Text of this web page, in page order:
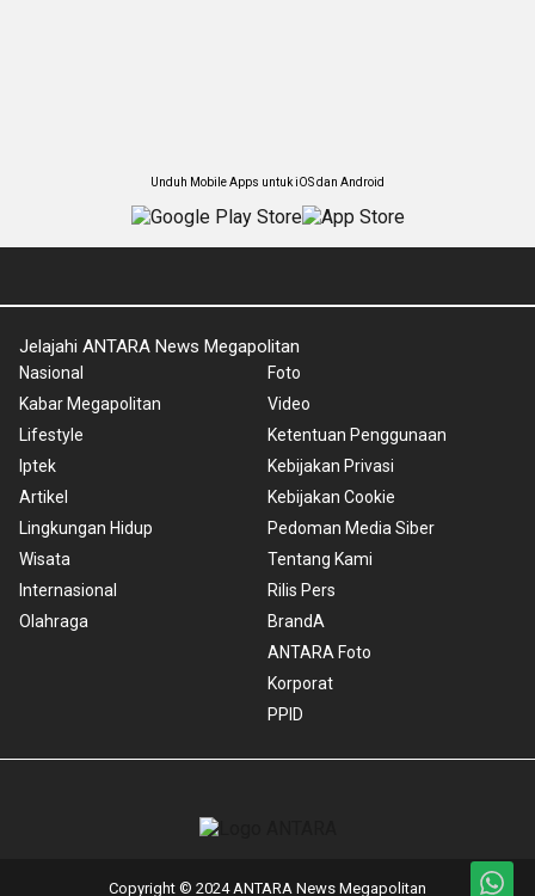
Unduh Mobile Apps untuk iOS dan Android
Jelajahi ANTARA News Megapolitan
Nasional
Kabar Megapolitan
Lifestyle
Iptek
Artikel
Lingkungan Hidup
Wisata
Internasional
Olahraga
Foto
Video
Ketentuan Penggunaan
Kebijakan Privasi
Kebijakan Cookie
Pedoman Media Siber
Tentang Kami
Rilis Pers
BrandA
ANTARA Foto
Korporat
PPID
Copyright © 2024 ANTARA News Megapolitan